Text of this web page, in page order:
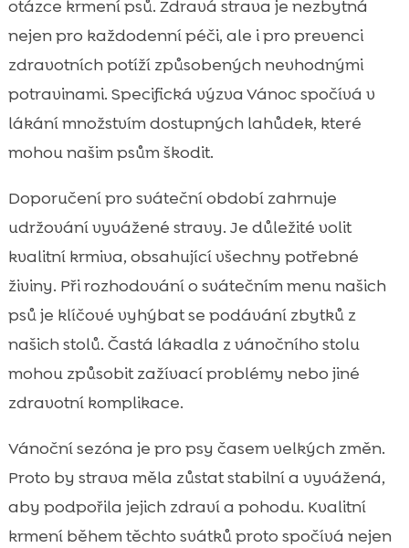
otázce krmení psů. Zdravá strava je nezbytná
nejen pro každodenní péči, ale i pro prevenci
zdravotních potíží způsobených nevhodnými
potravinami. Specifická výzva Vánoc spočívá v
lákání množstvím dostupných lahůdek, které
mohou našim psům škodit.
Doporučení pro sváteční období zahrnuje
udržování vyvážené stravy. Je důležité volit
kvalitní krmiva, obsahující všechny potřebné
živiny. Při rozhodování o svátečním menu našich
psů je klíčové vyhýbat se podávání zbytků z
našich stolů. Častá lákadla z vánočního stolu
mohou způsobit zažívací problémy nebo jiné
zdravotní komplikace.
Vánoční sezóna je pro psy časem velkých změn.
Proto by strava měla zůstat stabilní a vyvážená,
aby podpořila jejich zdraví a pohodu. Kvalitní
krmení během těchto svátků proto spočívá nejen